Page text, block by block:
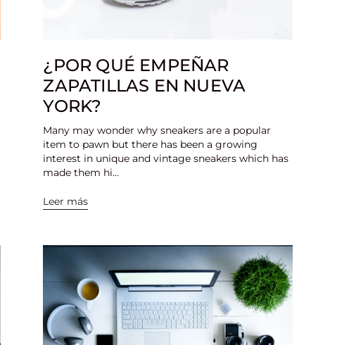
¿POR QUÉ EMPEÑAR
ZAPATILLAS EN NUEVA
YORK?
Many may wonder why sneakers are a popular
item to pawn but there has been a growing
interest in unique and vintage sneakers which has
made them hi...
Leer más